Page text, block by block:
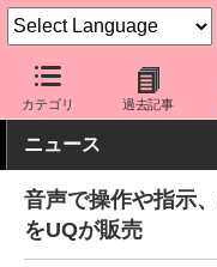
カテゴリ 過去記事
ケータイ Watch キャリア
ニュース
音声で操作や指示
をUQが販売